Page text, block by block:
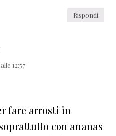
Rispondi
12:57
fare arrosti in
con ananas